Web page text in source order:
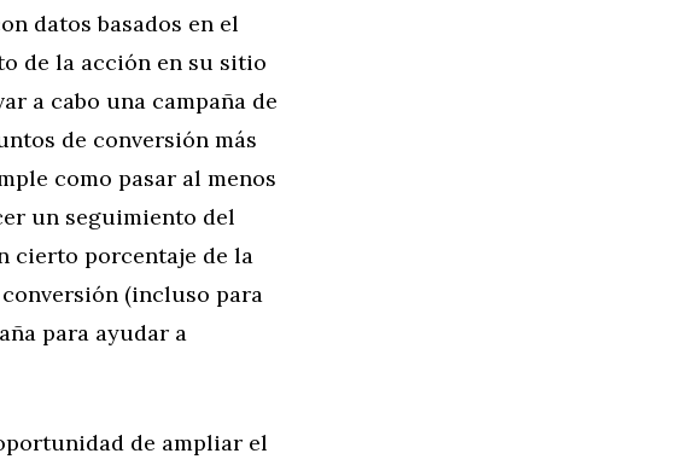
datos basados en el
de la acción en su sitio
a cabo una campaña de
de conversión más
como pasar al menos
un seguimiento del
cierto porcentaje de la
(incluso para
para ayudar a
de ampliar el